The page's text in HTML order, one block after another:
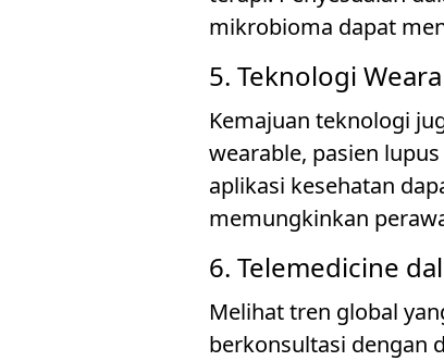
mikrobioma dapat
5. Teknologi
Kemajuan teknologi
wearable, pasien
aplikasi kesehatan
memungkinkan
6. Telemedicine
Melihat tren global
berkonsultasi dengan